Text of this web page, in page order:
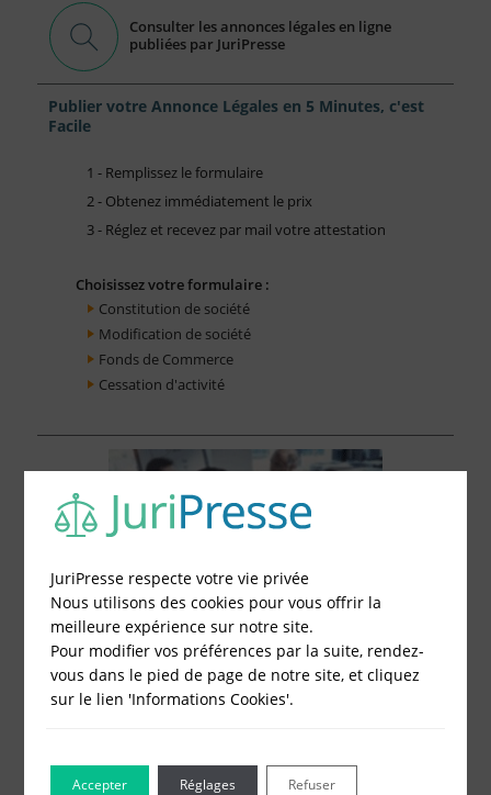
Consulter les annonces légales en ligne
publiées par JuriPresse
Publier votre Annonce Légales en 5 Minutes, c'est
Facile
1 - Remplissez le formulaire
2 - Obtenez immédiatement le prix
3 - Réglez et recevez par mail votre attestation
Choisissez votre formulaire :
Constitution de société
Modification de société
Fonds de Commerce
Cessation d'activité
JuriPresse respecte votre vie privée
Nous utilisons des cookies pour vous offrir la
meilleure expérience sur notre site.
Pour modifier vos préférences par la suite, rendez-
vous dans le pied de page de notre site, et cliquez
sur le lien 'Informations Cookies'.
Accepter Refuser
Réglages